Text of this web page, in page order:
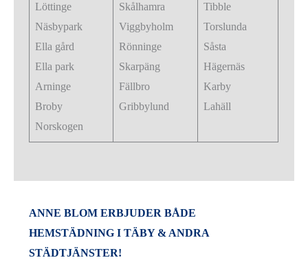
Löttinge
Näsbypark
Ella gård
Ella park
Arninge
Broby
Norskogen
Skålhamra
Viggbyholm
Rönninge
Skarpäng
Fällbro
Gribbylund
Tibble
Torslunda
Såsta
Hägernäs
Karby
Lahäll
ANNE BLOM ERBJUDER BÅDE
HEMSTÄDNING I TÄBY & ANDRA
STÄDTJÄNSTER!